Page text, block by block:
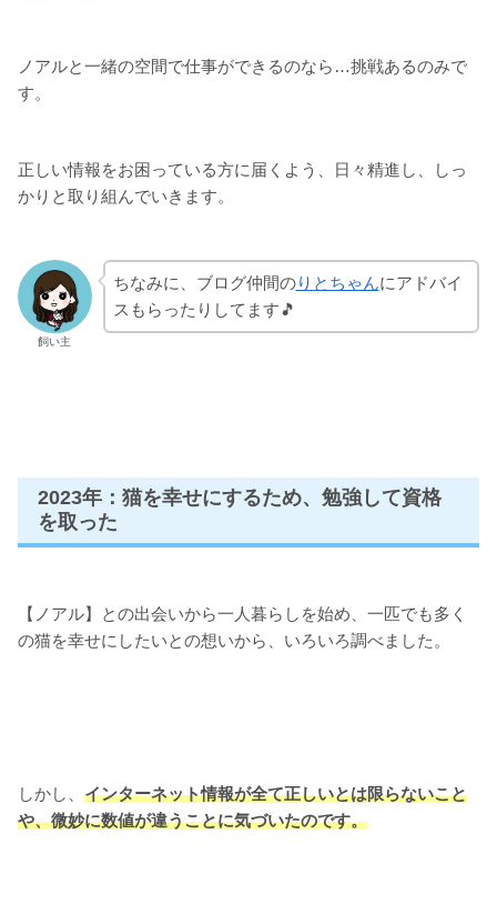
ノアルと一緒の空間で仕事ができるのなら…挑戦あるのみで
す。
正しい情報をお困っている方に届くよう、日々精進し、しっ
かりと取り組んでいきます。
飼い主
ちなみに、ブログ仲間のりとちゃんにアドバイ
スもらったりしてます🎵
2023年：猫を幸せにするため、勉強して資格
を取った
【ノアル】との出会いから一人暮らしを始め、一匹でも多く
の猫を幸せにしたいとの想いから、いろいろ調べました。
しかし、 インターネット情報が全て正しいとは限らないこと
や、微妙に数値が違うことに気づいたのです。